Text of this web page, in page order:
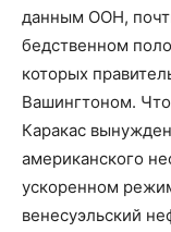
данным ООН,
бедственном
которых
Вашингтоном.
Каракас
американского
ускоренном
венесуэльский